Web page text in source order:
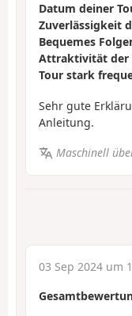
Datum deiner
Zuverlässigkeit
Bequemes
Attraktivität der
Tour stark
Sehr gute
Anleitung.
Maschinell
03 Sep 2024 um